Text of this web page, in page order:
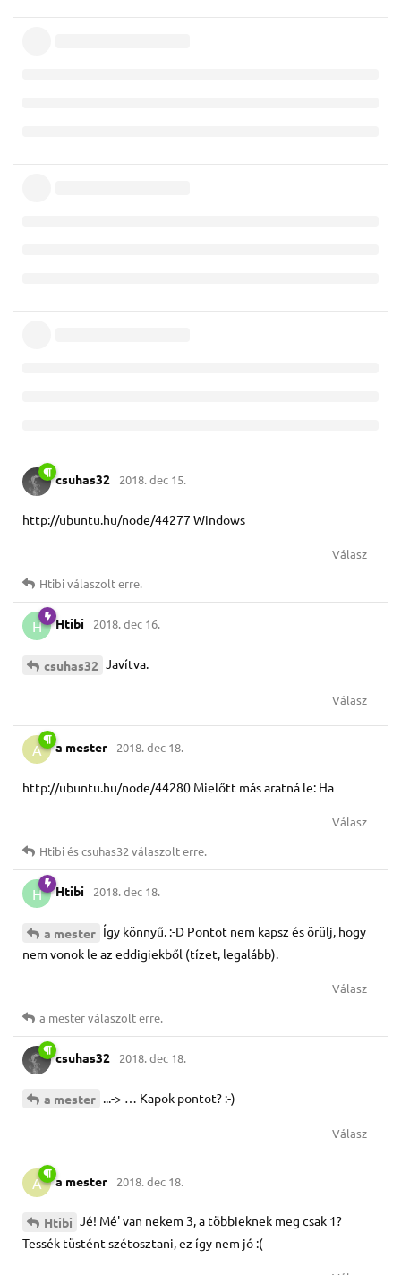
csuhas32 2018. dec 15.
http://ubuntu.hu/node/44277 Windows
Válasz
Htibiválaszolt erre.
H Htibi 2018. dec 16.
csuhas32 Javítva.
Válasz
A a mester 2018. dec 18.
http://ubuntu.hu/node/44280 Mielőtt más aratná le: Ha
Válasz
Htibiéscsuhas32 válaszolt erre.
H Htibi 2018. dec 18.
a mester Így könnyű. :-D Pontot nem kapsz és örülj, hogy
nem vonok le az eddigiekből (tízet, legalább).
Válasz
a mesterválaszolt erre.
csuhas32 2018. dec 18.
a mester ...-> … Kapok pontot? :-)
Válasz
A a mester 2018. dec 18.
Htibi Jé! Mé' van nekem 3, a többieknek meg csak 1?
Tessék tüstént szétosztani, ez így nem jó :(